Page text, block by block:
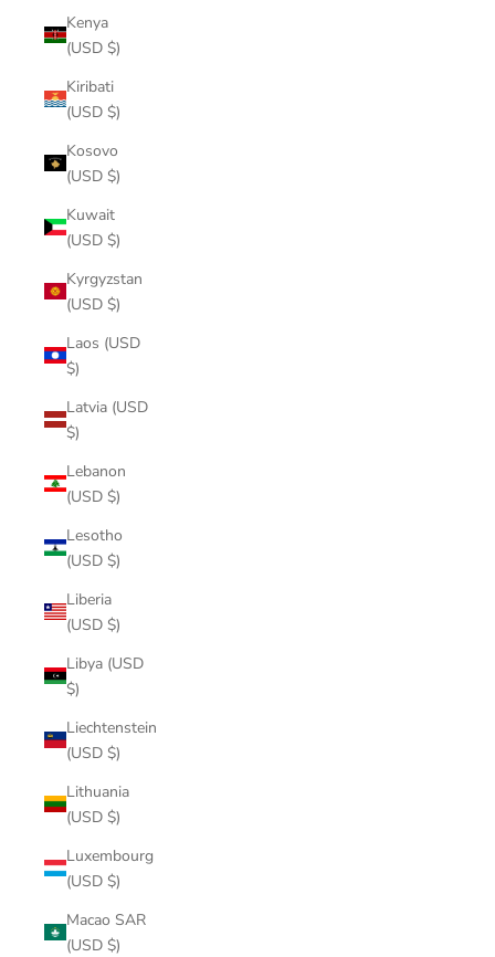
Kenya
(USD $)
Kiribati
(USD $)
Kosovo
(USD $)
Kuwait
(USD $)
Kyrgyzstan
(USD $)
Laos (USD
$)
Latvia (USD
$)
Lebanon
(USD $)
Lesotho
(USD $)
Liberia
(USD $)
Libya (USD
$)
Liechtenstein
(USD $)
Lithuania
(USD $)
Luxembourg
(USD $)
Macao SAR
(USD $)